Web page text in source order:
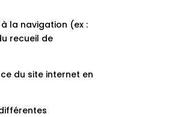
la navigation (ex :
recueil de
du site internet en